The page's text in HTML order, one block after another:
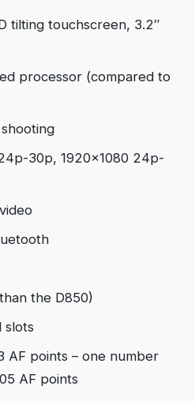
tilting touchscreen, 3.2″
processor (compared to
30p, 1920×1080 24p-
the D850)
slots
AF points – one number
AF points